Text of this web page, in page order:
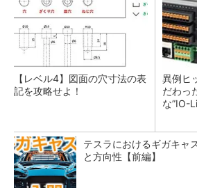
【レベル4】図面の穴寸法の表
記を攻略せよ！
異例ヒ
だわっ
な”IO-
テスラにおけるギガキャ
と方向性【前編】